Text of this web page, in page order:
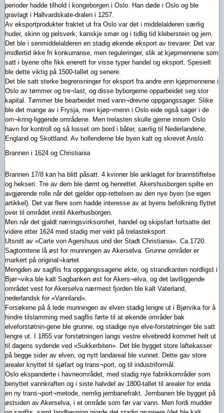
perioder hadde tilhold i kongeborgen i Oslo. Han døde i Oslo og ble
gravlagt i Hallvardskate-dralen i 1257.
Av eksportprodukter fraktet ut fra Oslo var det i middelalderen særlig
huder, skinn og pelsverk, kanskje smør og i tidlig tid kleberstein og jern.
Det ble i senmiddelalderen en stadig økende eksport av trevarer. Det var
imidlertid ikke fri konkurranse, men reguleringer, slik at kjøpmennene som
satt i byene ofte fikk enerett for visse typer handel og eksport. Spesielt
ble dette viktig på 1500-tallet og senere.
Det ble satt sterke begrensninger for eksport fra andre enn kjøpmennene i
Oslo av tømmer og tre¬last, og disse byborgerne opparbeidet seg stor
kapital. Tømmer ble bearbeidet med vann¬drevne oppgangssager. Slike
ble det mange av i Frysja, men kjøp¬menn i Oslo eide også sager i de
om¬kring-liggende områdene. Men trelasten skulle gjerne innom Oslo
havn for kontroll og så losset om bord i båter, særlig til Nederlandene,
England og Skottland. Av hollenderne ble byen kalt og skrevet Ansló.
Brannen i 1624 og Christiania
Brannen 17/8 kan ha blitt påsatt. 4 kvinner ble anklaget for brannstiftelse
og hekseri. Tre av dem ble dømt og henrettet. Akershusborgen spilte en
avgjørende rolle når det gjelder opp-rettelsen av den nye byen (se egen
artikkel). Det var flere som hadde interesse av at byens befolkning flyttet
over til området inntil Akerhusborgen.
Men når det gjaldt næringsvirksomhet, handel og skipsfart fortsatte det
videre etter 1624 med stadig mer vekt på trelasteksport.
Utsnitt av «Carte von Agershuus und der Stadt Christiania». Ca.1720.
Sagtomtene lå øst for munningen av Akerselva. Grunne områder er
markert på original¬kartet
Mengden av sagflis fra oppgangssagene økte, og strandkanten nordligst i
Bjør¬vika ble kalt Sagbanken øst for Akers¬elva, og det lavtliggende
området vest for Akerselva nærmest fjorden ble kalt Vaterland,
nederlandsk for «Vannland».
Forsøkene på å lede munningen av elven stadig lengre ut i Bjørvika for å
hindre tilslamming med sagflis førte til at økende områder bak
elveforstøtnin-gene ble grunne, og stadige nye elve-forstøtninger ble satt
lengre ut. I 1855 var forstøtningen langs vestre elvebredd kommet helt ut
til dagens sydende ved «Sukkerbiten». Det ble bygget store laftekasser
på begge sider av elven, og nytt landareal ble vunnet. Dette gav store
arealer knyttet til sjøfart og trans¬port, og til industriformål.
Oslo ekspanderte i havneområdet, med stadig nye fabrikkområder som
benyttet vannkraften og i siste halvdel av 1800-tallet til arealer for enda
en ny trans¬port¬metode, nemlig jernbanefrakt. Jernbanen ble bygget på
østsiden av Akerselva, i et område som før var vann. Men fordi mudder